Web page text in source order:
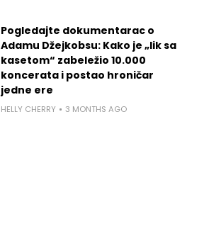
Pogledajte dokumentarac o
Adamu Džejkobsu: Kako je „lik sa
kasetom“ zabeležio 10.000
koncerata i postao hroničar
jedne ere
HELLY CHERRY 3 MONTHS AGO